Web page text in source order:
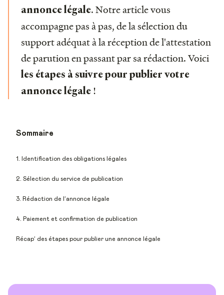
annonce légale. Notre article vous
accompagne pas à pas, de la sélection du
support adéquat à la réception de l'attestation
de parution en passant par sa rédaction. Voici
les étapes à suivre pour publier votre
annonce légale !
Sommaire
1. Identification des obligations légales
2. Sélection du service de publication
3. Rédaction de l’annonce légale
4. Paiement et confirmation de publication
Récap’ des étapes pour publier une annonce légale